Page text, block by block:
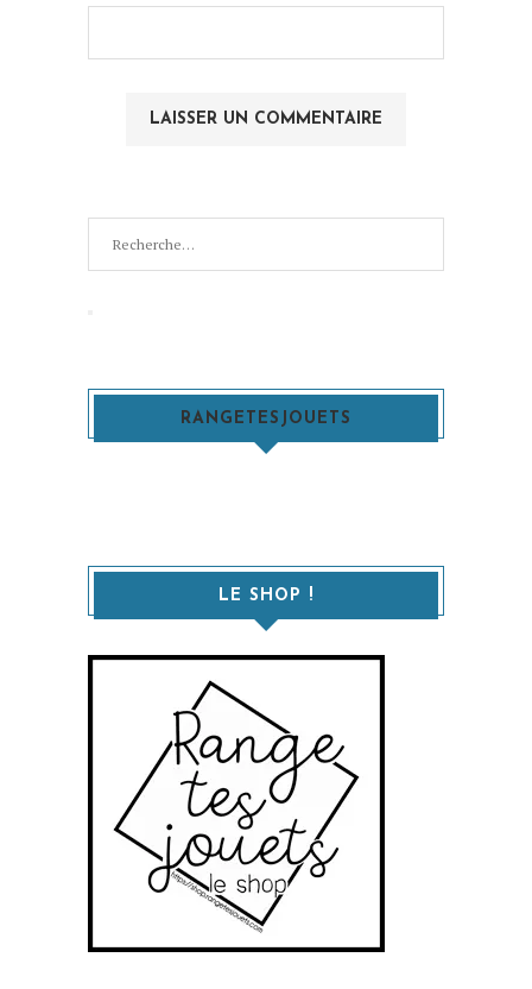
pour
:
RANGETESJOUETS
LE SHOP !